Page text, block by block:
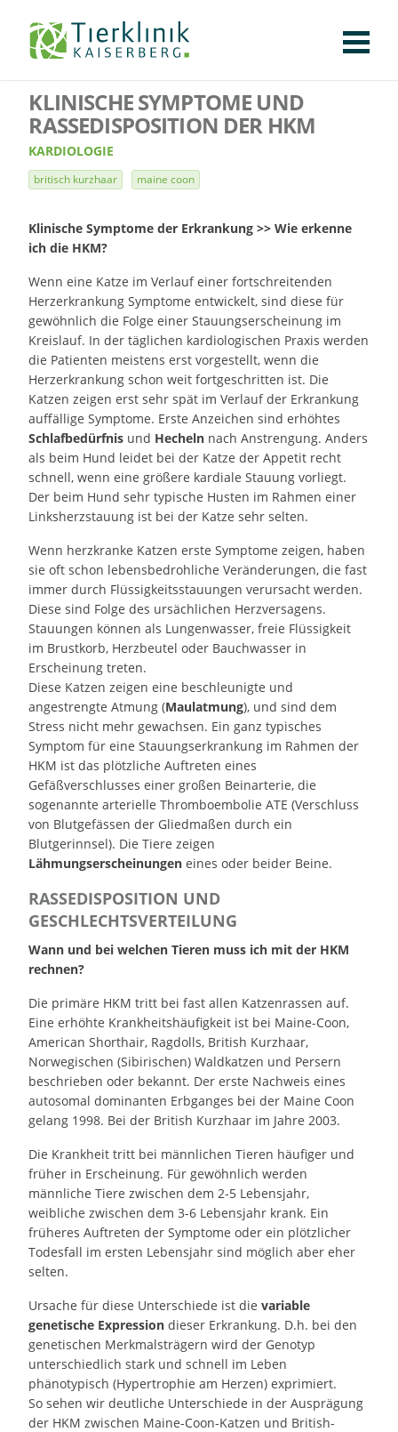
KLINIK
CHIRURGIE
AUGENHEILKUNDE
KARDIOLOGIE
BILDGEBUNG
INNERE MEDIZIN
WEITERE
AKTUELLES
KARRIERE
VERANSTALTUNGEN
PUBLIKATIONEN
DOWNLOADS
LEXIKON
Tierklinik
Kaiserberg
KLINISCHE SYMPTOME UND
RASSEDISPOSITION DER HKM
KARDIOLOGIE
britisch kurzhaar maine coon
Klinische Symptome der Erkrankung >> Wie erkenne
ich die HKM?
Wenn eine Katze im Verlauf einer fortschreitenden
Herzerkrankung Symptome entwickelt, sind diese für
gewöhnlich die Folge einer Stauungserscheinung im
Kreislauf. In der täglichen kardiologischen Praxis werden
die Patienten meistens erst vorgestellt, wenn die
Herzerkrankung schon weit fortgeschritten ist. Die
Katzen zeigen erst sehr spät im Verlauf der Erkrankung
auffällige Symptome. Erste Anzeichen sind erhöhtes
Schlafbedürfnis und Hecheln nach Anstrengung. Anders
als beim Hund leidet bei der Katze der Appetit recht
schnell, wenn eine größere kardiale Stauung vorliegt.
Der beim Hund sehr typische Husten im Rahmen einer
Linksherzstauung ist bei der Katze sehr selten.
Wenn herzkranke Katzen erste Symptome zeigen, haben
sie oft schon lebensbedrohliche Veränderungen, die fast
immer durch Flüssigkeitsstauungen verursacht werden.
Diese sind Folge des ursächlichen Herzversagens.
Stauungen können als Lungenwasser, freie Flüssigkeit
im Brustkorb, Herzbeutel oder Bauchwasser in
Erscheinung treten.
Diese Katzen zeigen eine beschleunigte und
angestrengte Atmung (Maulatmung), und sind dem
Stress nicht mehr gewachsen. Ein ganz typisches
Symptom für eine Stauungserkrankung im Rahmen der
HKM ist das plötzliche Auftreten eines
Gefäßverschlusses einer großen Beinarterie, die
sogenannte arterielle Thromboembolie ATE (Verschluss
von Blutgefässen der Gliedmaßen durch ein
Blutgerinnsel). Die Tiere zeigen
Lähmungserscheinungen eines oder beider Beine.
RASSEDISPOSITION UND
GESCHLECHTSVERTEILUNG
Wann und bei welchen Tieren muss ich mit der HKM
rechnen?
Die primäre HKM tritt bei fast allen Katzenrassen auf.
Eine erhöhte Krankheitshäufigkeit ist bei Maine-Coon,
American Shorthair, Ragdolls, British Kurzhaar,
Norwegischen (Sibirischen) Waldkatzen und Persern
beschrieben oder bekannt. Der erste Nachweis eines
autosomal dominanten Erbganges bei der Maine Coon
gelang 1998. Bei der British Kurzhaar im Jahre 2003.
Die Krankheit tritt bei männlichen Tieren häufiger und
früher in Erscheinung. Für gewöhnlich werden
männliche Tiere zwischen dem 2-5 Lebensjahr,
weibliche zwischen dem 3-6 Lebensjahr krank. Ein
früheres Auftreten der Symptome oder ein plötzlicher
Todesfall im ersten Lebensjahr sind möglich aber eher
selten.
Ursache für diese Unterschiede ist dievariable
genetische Expression dieser Erkrankung. D.h. bei den
genetischen Merkmalsträgern wird der Genotyp
unterschiedlich stark und schnell im Leben
phänotypisch (Hypertrophie am Herzen) exprimiert.
So sehen wir deutliche Unterschiede in der Ausprägung
der HKM zwischen Maine-Coon-Katzen und British-